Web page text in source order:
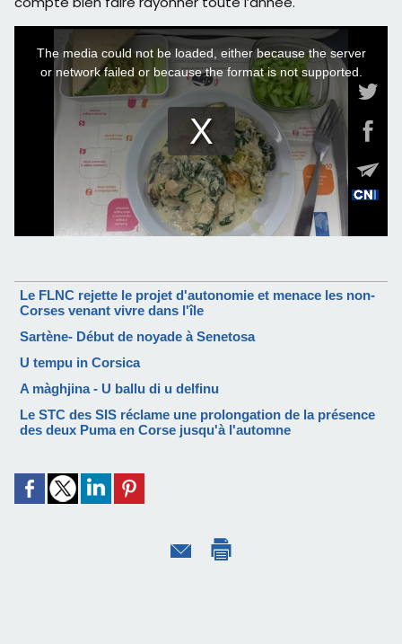
Le FLNC rejette le projet d'autonomie et menace les non-
Corses venant vivre dans l'île
Sartène- Début de noyade à Senetosa
U tempu in Corsica
A màghjina - U ballu di u delfinu
Le STC des SIS réclame une prolongation de la présence
des deux Puma en Corse jusqu'à l'automne